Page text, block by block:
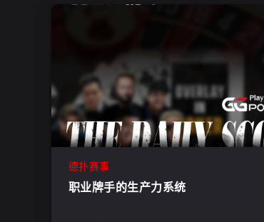
德扑赛事
职业牌手的生产力系统